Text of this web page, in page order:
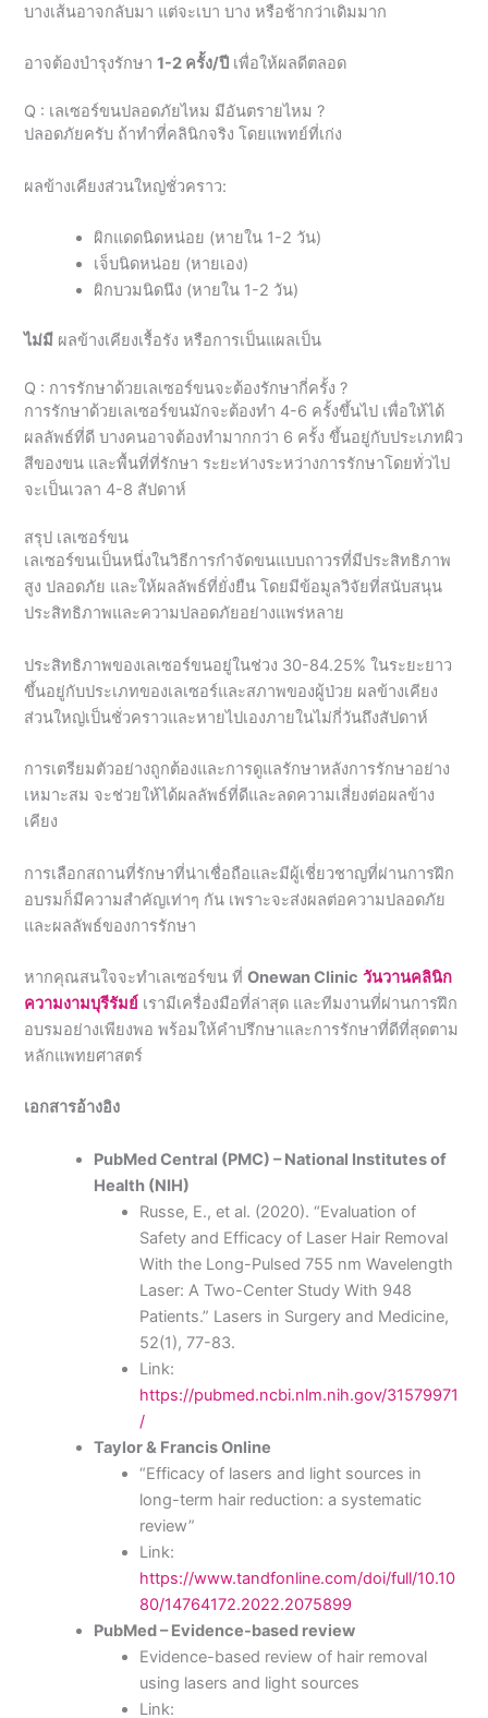
บางเส้นอาจกลับมา แต่จะเบา บาง หรือช้ากว่าเดิมมาก
อาจต้องบำรุงรักษา1-2 ครั้ง/ปี เพื่อให้ผลดีตลอด
Q : เลเซอร์ขนปลอดภัยไหม มีอันตรายไหม ?
ปลอดภัยครับ ถ้าทำที่คลินิกจริง โดยแพทย์ที่เก่ง
ผลข้างเคียงส่วนใหญ่ชั่วคราว:
ผิกแดดนิดหน่อย (หายใน 1-2 วัน)
เจ็บนิดหน่อย (หายเอง)
ผิกบวมนิดนึง (หายใน 1-2 วัน)
ไม่มี ผลข้างเคียงเรื้อรัง หรือการเป็นแผลเป็น
Q : การรักษาด้วยเลเซอร์ขนจะต้องรักษากี่ครั้ง ?
การรักษาด้วยเลเซอร์ขนมักจะต้องทำ 4-6 ครั้งขึ้นไป เพื่อให้ได้
ผลลัพธ์ที่ดี บางคนอาจต้องทำมากกว่า 6 ครั้ง ขึ้นอยู่กับประเภทผิว
สีของขน และพื้นที่ที่รักษา ระยะห่างระหว่างการรักษาโดยทั่วไป
จะเป็นเวลา 4-8 สัปดาห์
สรุป เลเซอร์ขน
เลเซอร์ขนเป็นหนึ่งในวิธีการกำจัดขนแบบถาวรที่มีประสิทธิภาพ
สูง ปลอดภัย และให้ผลลัพธ์ที่ยั่งยืน โดยมีข้อมูลวิจัยที่สนับสนุน
ประสิทธิภาพและความปลอดภัยอย่างแพร่หลาย
ประสิทธิภาพของเลเซอร์ขนอยู่ในช่วง 30-84.25% ในระยะยาว
ขึ้นอยู่กับประเภทของเลเซอร์และสภาพของผู้ป่วย ผลข้างเคียง
ส่วนใหญ่เป็นชั่วคราวและหายไปเองภายในไม่กี่วันถึงสัปดาห์
การเตรียมตัวอย่างถูกต้องและการดูแลรักษาหลังการรักษาอย่าง
เหมาะสม จะช่วยให้ได้ผลลัพธ์ที่ดีและลดความเสี่ยงต่อผลข้าง
เคียง
การเลือกสถานที่รักษาที่น่าเชื่อถือและมีผู้เชี่ยวชาญที่ผ่านการฝึก
อบรมก็มีความสำคัญเท่าๆ กัน เพราะจะส่งผลต่อความปลอดภัย
และผลลัพธ์ของการรักษา
หากคุณสนใจจะทำเลเซอร์ขน ที่Onewan Clinic วันวานคลินิก
ความงามบุรีรัมย์ เรามีเครื่องมือที่ล่าสุด และทีมงานที่ผ่านการฝึก
อบรมอย่างเพียงพอ พร้อมให้คำปรึกษาและการรักษาที่ดีที่สุดตาม
หลักแพทยศาสตร์
เอกสารอ้างอิง
PubMed Central (PMC) – National Institutes of
Health (NIH)
Russe, E., et al. (2020). “Evaluation of
Safety and Efficacy of Laser Hair Removal
With the Long-Pulsed 755 nm Wavelength
Laser: A Two-Center Study With 948
Patients.” Lasers in Surgery and Medicine,
52(1), 77-83.
Link:
https://pubmed.ncbi.nlm.nih.gov/31579971
/
Taylor & Francis Online
“Efficacy of lasers and light sources in
long-term hair reduction: a systematic
review”
Link:
https://www.tandfonline.com/doi/full/10.10
80/14764172.2022.2075899
PubMed – Evidence-based review
Evidence-based review of hair removal
using lasers and light sources
Link: